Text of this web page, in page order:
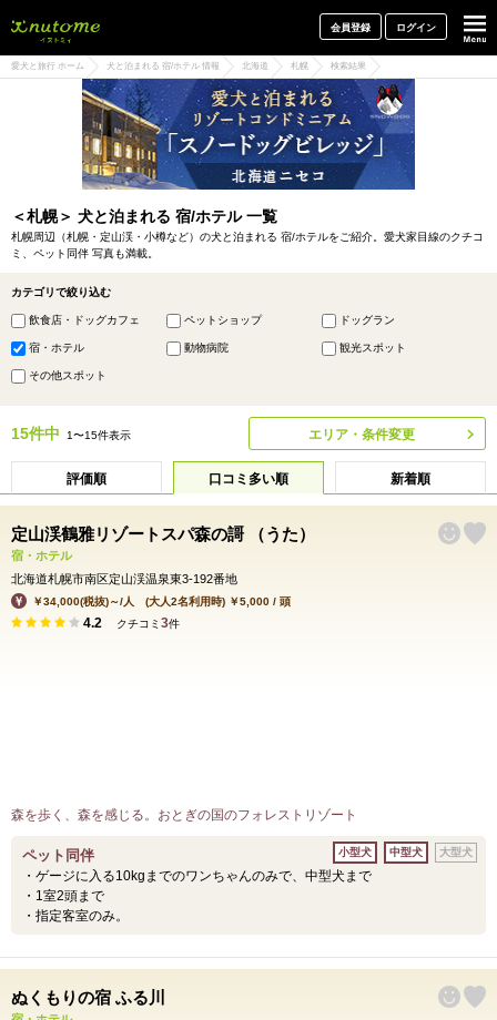
会員登録 ログイン
愛犬と旅行 ホーム 犬と泊まれる 宿/ホテル 情報 北海道 札幌 検索結果
＜札幌＞ 犬と泊まれる 宿/ホテル 一覧
札幌周辺（札幌・定山渓・小樽など）の犬と泊まれる 宿/ホテルをご紹介。愛犬家目線のクチコ
ミ、ペット同伴 写真も満載。
カテゴリで絞り込む
飲食店・ドッグカフェ ペットショップ ドッグラン
宿・ホテル 動物病院 観光スポット
その他スポット
15件中 1〜15件表示 エリア・条件変更
評価順 口コミ多い順 新着順
定山渓鶴雅リゾートスパ森の謌 （うた）
宿・ホテル
北海道札幌市南区定山渓温泉東3-192番地
￥34,000(税抜)～/人 (大人2名利用時) ￥5,000 / 頭
4.2 クチコミ 3件
森を歩く、森を感じる。おとぎの国のフォレストリゾート
ペット同伴
・ゲージに入る10kgまでのワンちゃんのみで、中型犬まで
・1室2頭まで
・指定客室のみ。
小型犬 中型犬 大型犬
ぬくもりの宿 ふる川